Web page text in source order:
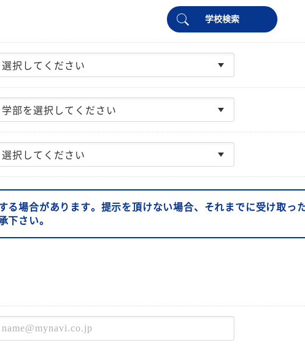
学校検索
る場合があります。提示を頂けない場合、それまでに受け取っ
下さい。